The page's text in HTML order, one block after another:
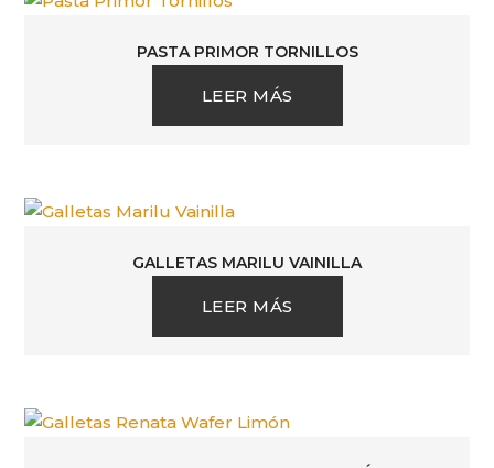
PASTA PRIMOR TORNILLOS
LEER MÁS
GALLETAS MARILU VAINILLA
LEER MÁS